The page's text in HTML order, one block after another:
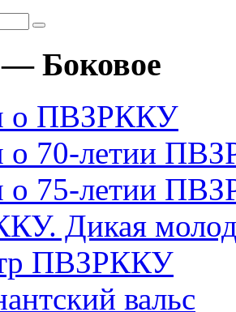
о ПВЗРККУ
о 70-летии
о 75-летии
Дикая
ПВЗРККУ
вальс